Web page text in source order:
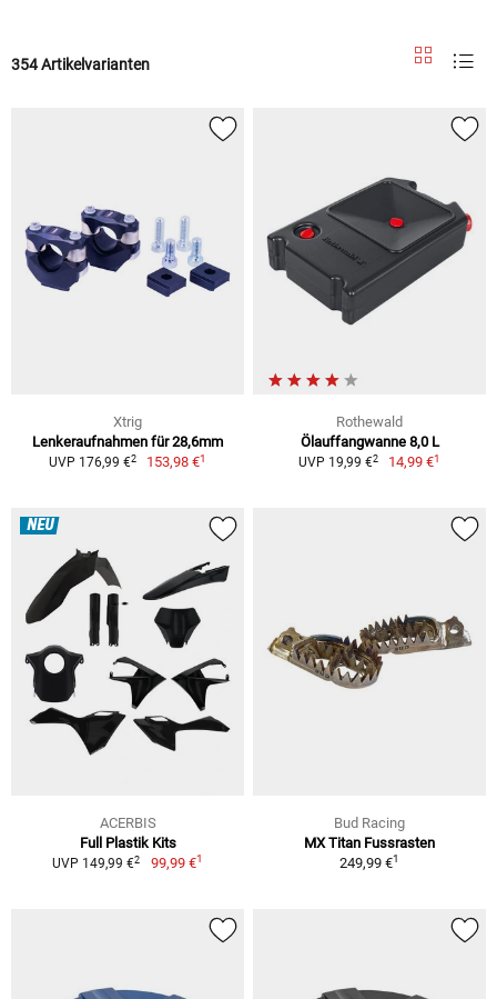
354 Artikelvarianten
Xtrig
Lenkeraufnahmen für 28,6mm
UVP 176,99 €2 153,98 €1
Rothewald
Ölauffangwanne 8,0 L
UVP 19,99 €2 14,99 €1
NEU
ACERBIS
Full Plastik Kits
UVP 149,99 €2 99,99 €1
Bud Racing
MX Titan Fussrasten
249,99 €1